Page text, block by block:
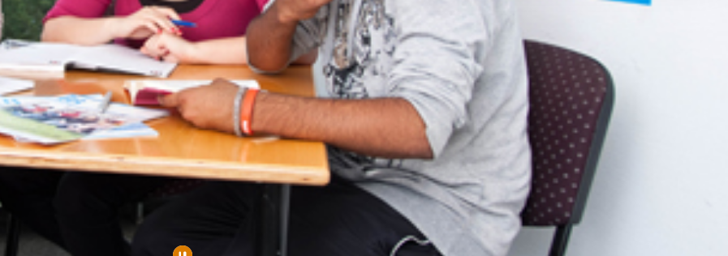
sich nicht auf notwendige Cookies, die erforderlich zur Bereitstellung
und somit gewünschten Website-Funktionen sind. Diese Cookies setzen wir
und daher unabhängig von einer Einwilligung.